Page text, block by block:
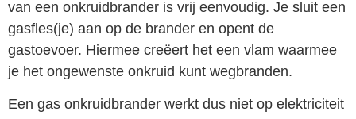
van een onkruidbrander is vrij eenvoudig. Je sluit een
gasfles(je) aan op de brander en opent de
gastoevoer. Hiermee creëert het een vlam waarmee
je het ongewenste onkruid kunt wegbranden.
Een gas onkruidbrander werkt dus niet op elektriciteit